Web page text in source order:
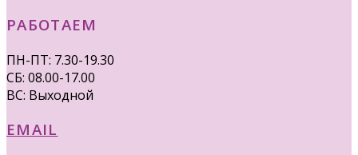
РАБОТАЕМ
ПН-ПТ: 7.30-19.30
СБ: 08.00-17.00
ВС: Выходной
EMAIL